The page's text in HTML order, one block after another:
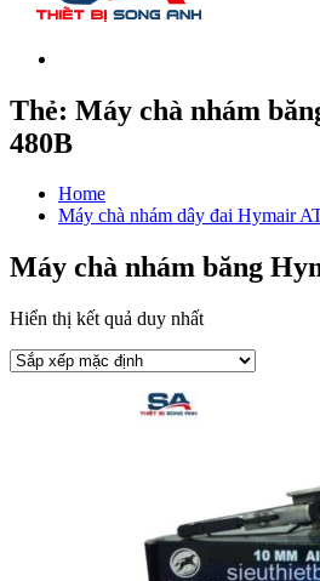
Thẻ: Máy chà nhám
480B
Home
Máy chà nhám dây đai Hymair
Máy chà nhám băng
Hiển thị kết quả duy nhất